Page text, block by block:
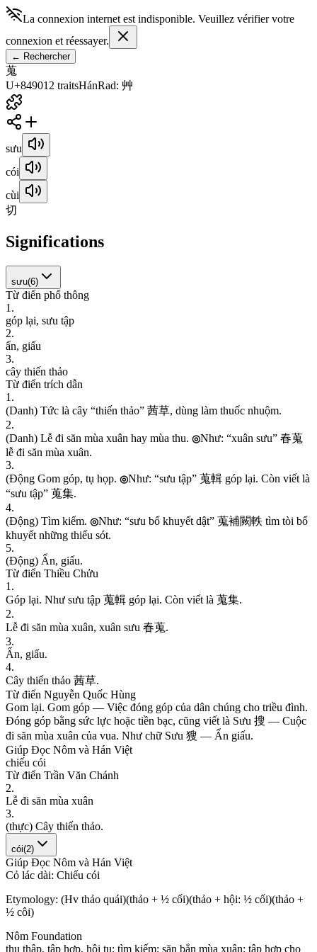
La connexion internet est indisponible. Veuillez vérifier votre
connexion et réessayer.
← Rechercher
蒐
U+849012 traitsHánRad: 艸
sưu
cói
cùi
切
Significations
sưu(6)
Từ điển phổ thông
1 .
góp lại, sưu tập
2.
ẩn, giấu
3.
cây thiến thảo
Từ điển trích dẫn
1 .
(Danh) Tức là cây “thiến thảo” 茜草, dùng làm thuốc nhuộm.
2.
(Danh) Lễ đi săn mùa xuân hay mùa thu. ◎Như: “xuân sưu” 春蒐
lễ đi săn mùa xuân.
3.
(Động Gom góp, tụ họp. ◎Như: “sưu tập” 蒐輯 góp lại. Còn viết là
“sưu tập” 蒐集.
4.
(Động) Tìm kiếm. ◎Như: “sưu bổ khuyết dật” 蒐補闕軼 tìm tòi bổ
khuyết những thiếu sót.
5.
(Động) Ẩn, giấu.
Từ điển Thiều Chửu
1 .
Góp lại. Như sưu tập 蒐輯 góp lại. Còn viết là 蒐集.
2.
Lễ đi săn mùa xuân, xuân sưu 春蒐.
3.
Ẩn, giấu.
4.
Cây thiến thảo 茜草.
Từ điển Nguyễn Quốc Hùng
Gom lại. Gom góp — Việc đóng góp của dân chúng cho triều đình.
Đóng góp bằng sức lực hoặc tiền bạc, cũng viết là Sưu 搜 — Cuộc
đi săn mùa xuân của vua. Như chữ Sưu 獀 — Ẩn giấu.
Giúp Đọc Nôm và Hán Việt
chiếu cói
Từ điển Trần Văn Chánh
2.
Lễ đi săn mùa xuân
3.
(thực) Cây thiến thảo.
cói(2)
Giúp Đọc Nôm và Hán Việt
Cỏ lác dài: Chiếu cói
Etymology: (Hv thảo quái)(thảo + ½ cối)(thảo + hội: ½ cối)(thảo +
½ côi)
Nôm Foundation
thu thập, tập hợp, hội tụ; tìm kiếm; săn bắn mùa xuân; tập hợp cho